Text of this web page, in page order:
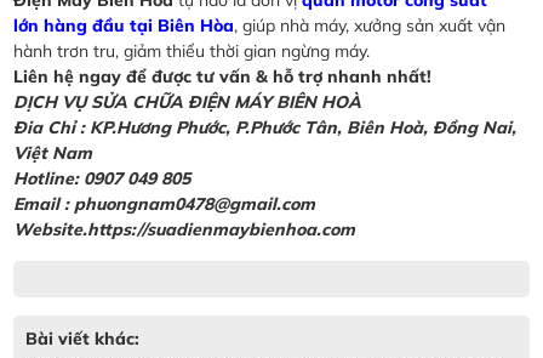
lớn hàng đầu tại Biên Hòa, giúp nhà máy, xưởng sản xuất vận
hành trơn tru, giảm thiểu thời gian ngừng máy.
Liên hệ ngay để được tư vấn & hỗ trợ nhanh nhất!
DỊCH VỤ SỬA CHỮA ĐIỆN MÁY BIÊN HOÀ
Đia Chỉ : KP.Hương Phước, P.Phước Tân, Biên Hoà, Đồng Nai,
Việt Nam
Hotline: 0907 049 805
Email : phuongnam0478@gmail.com
Website.https://suadienmaybienhoa.com
Bài viết khác: